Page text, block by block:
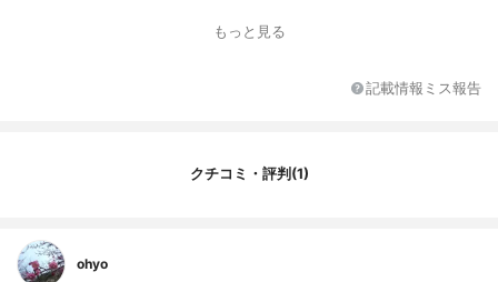
13800回/分
専用計量カップ、フードプロセッサー、フ
もっと見る
記載情報ミス報告
クチコミ・評判(1)
ohyo